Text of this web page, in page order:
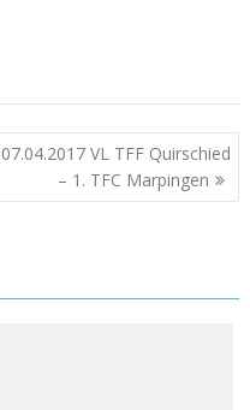
07.04.2017 VL TFF Quirschied
– 1. TFC Marpingen